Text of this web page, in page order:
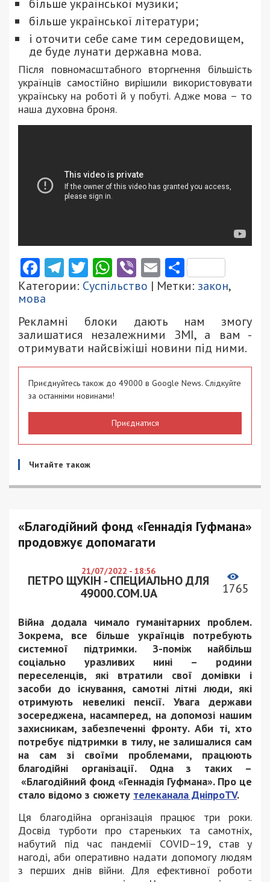
більше української музики;
більше української літератури;
і оточити себе саме тим середовищем,
де буде лунати державна мова.
Після повномасштабного вторгнення більшість
українців самостійно вирішили використовувати
українську на роботі й у побуті. Адже мова – то
наша духовна броня.
Facebook
Telegram
Twitter
WhatsApp
ViberEmail
Категории: Суспільство | Метки: закон,
мова
Рекламні блоки дають нам змогу
залишатися незалежними ЗМІ, а вам -
отримувати найсвіжіші новини під ними.
Приєднуйтесь також до 49000 в Google News. Слідкуйте
за останніми новинами!
Приєднатися
Читайте також
«Благодійний фонд «Геннадія Гуфмана»
продовжує допомагати
21/07/2022 - 18:56
ПЕТРО ЩУКІН - СПЕЦИАЛЬНО ДЛЯ
49000.COM.UA
1765
Війна додала чимало гуманітарних проблем.
Зокрема, все більше українців потребують
системної підтримки. З-поміж найбільш
соціально уразливих нині – родини
переселенців, які втратили свої домівки і
засоби до існування, самотні літні люди, які
отримують невеликі пенсії. Увага держави
зосереджена, насамперед, на допомозі нашим
захисникам, забезпеченні фронту. Аби ті, хто
потребує підтримки в тилу, не залишалися сам
на сам зі своїми проблемами, працюють
благодійні організації. Одна з таких –
«Благодійний фонд «Геннадія Гуфмана». Про це
стало відомо з сюжету телеканала ДніпроTV.
Ця благодійна організація працює три роки.
Досвід турботи про стареньких та самотніх,
набутий під час пандемії COVID–19, став у
нагоді, аби оперативно надати допомогу людям
з перших днів війни. Для ефективної роботи